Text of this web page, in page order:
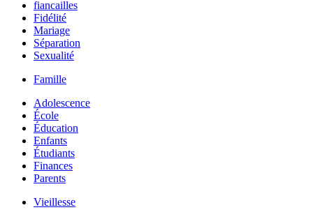
fiancailles
Fidélité
Mariage
Séparation
Sexualité
Famille
Adolescence
École
Éducation
Enfants
Étudiants
Finances
Parents
Vieillesse